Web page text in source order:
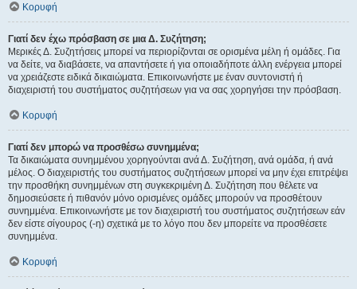
Κορυφή
Γιατί δεν έχω πρόσβαση σε μια Δ. Συζήτηση;
Μερικές Δ. Συζητήσεις μπορεί να περιορίζονται σε ορισμένα μέλη ή ομάδες. Για
να δείτε, να διαβάσετε, να απαντήσετε ή για οποιαδήποτε άλλη ενέργεια μπορεί
να χρειάζεστε ειδικά δικαιώματα. Επικοινωνήστε με έναν συντονιστή ή
διαχειριστή του συστήματος συζητήσεων για να σας χορηγήσει την πρόσβαση.
Κορυφή
Γιατί δεν μπορώ να προσθέσω συνημμένα;
Τα δικαιώματα συνημμένου χορηγούνται ανά Δ. Συζήτηση, ανά ομάδα, ή ανά
μέλος. Ο διαχειριστής του συστήματος συζητήσεων μπορεί να μην έχει επιτρέψει
την προσθήκη συνημμένων στη συγκεκριμένη Δ. Συζήτηση που θέλετε να
δημοσιεύσετε ή πιθανόν μόνο ορισμένες ομάδες μπορούν να προσθέτουν
συνημμένα. Επικοινωνήστε με τον διαχειριστή του συστήματος συζητήσεων εάν
δεν είστε σίγουρος (-η) σχετικά με το λόγο που δεν μπορείτε να προσθέσετε
συνημμένα.
Κορυφή